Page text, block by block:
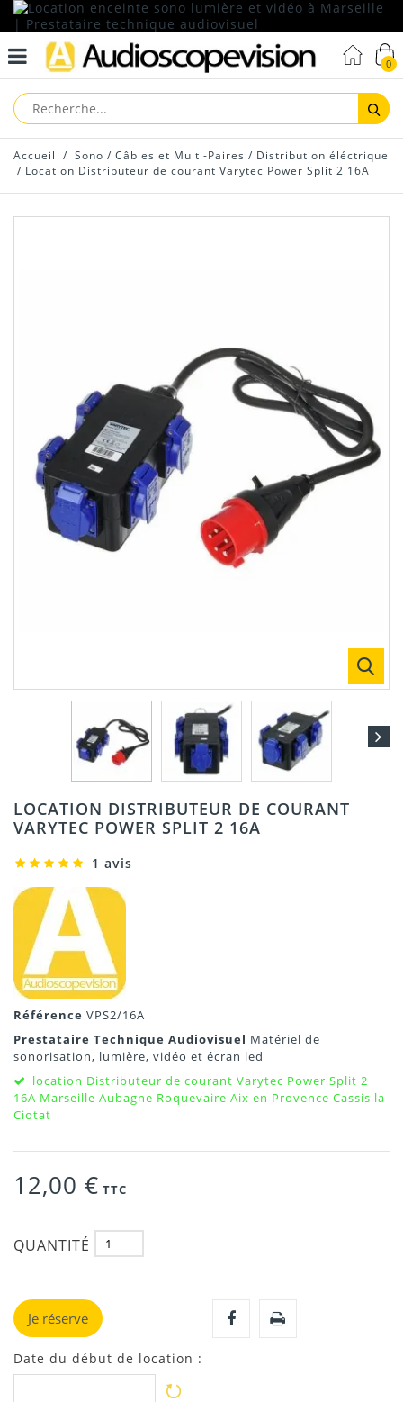
0
Accueil / Sono / Câbles et Multi-Paires / Distribution éléctrique
/ Location Distributeur de courant Varytec Power Split 2 16A
LOCATION DISTRIBUTEUR DE COURANT
VARYTEC POWER SPLIT 2 16A
1 avis
Référence VPS2/16A
Prestataire Technique Audiovisuel Matériel de
sonorisation, lumière, vidéo et écran led
location Distributeur de courant Varytec Power Split 2
16A Marseille Aubagne Roquevaire Aix en Provence Cassis la
Ciotat
12,00 € TTC
QUANTITÉ
Je réserve
Date du début de location :